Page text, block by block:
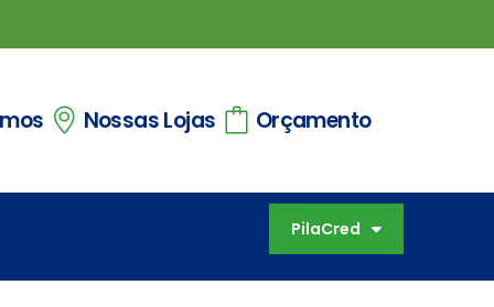
Nossas Lojas Orçamento
PilaCred